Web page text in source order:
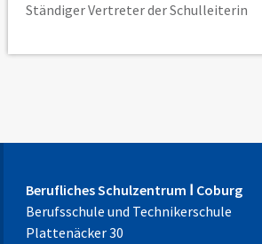
Ständiger Vertreter der Schulleiterin
Berufliches Schulzentrum Ⅰ Coburg
Berufsschule und Technikerschule
Plattenäcker 30